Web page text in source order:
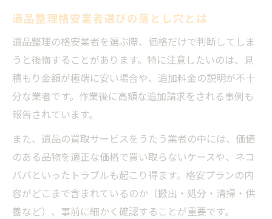
遺品整理格安業者選びの落とし穴とは
遺品整理の格安業者を選ぶ際、価格だけで判断してしま
うと後悔することがあります。特に注意したいのは、見
積もり金額が極端に安い場合や、追加料金の説明が不十
分な業者です。作業後に高額な追加請求をされる事例も
報告されています。
また、遺品の買取サービスをうたう業者の中には、価値
のある品物を適正な価格で買い取らないケースや、ネコ
ババといったトラブルも起こり得ます。格安プランの内
容がどこまで含まれているのか（搬出・処分・清掃・供
養など）、事前に細かく確認することが重要です。